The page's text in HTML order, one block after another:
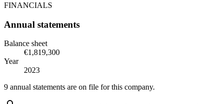
FINANCIALS
Annual statements
Balance sheet
€1,819,300
Year
2023
9 annual statements are on file for this company.